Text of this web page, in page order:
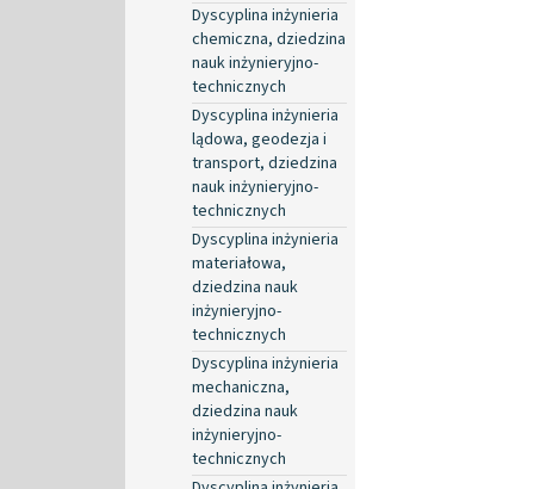
Dyscyplina inżynieria
chemiczna, dziedzina
nauk inżynieryjno-
technicznych
Dyscyplina inżynieria
lądowa, geodezja i
transport, dziedzina
nauk inżynieryjno-
technicznych
Dyscyplina inżynieria
materiałowa,
dziedzina nauk
inżynieryjno-
technicznych
Dyscyplina inżynieria
mechaniczna,
dziedzina nauk
inżynieryjno-
technicznych